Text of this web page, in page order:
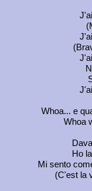
Whoa... e
Whoa
Ho
Mi sento
(C'est la